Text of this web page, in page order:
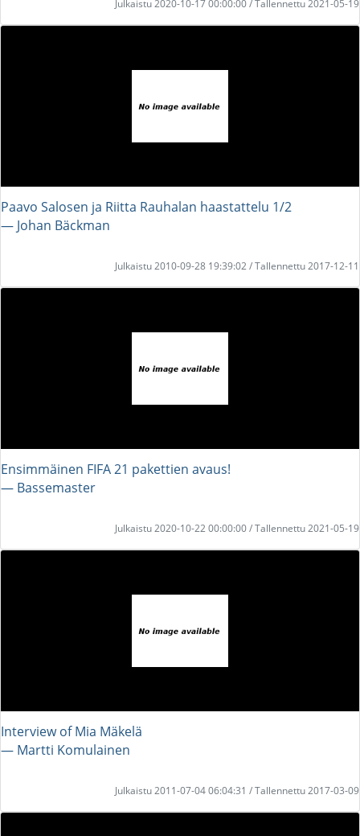
Julkaistu 2020-10-17 00:00:00 / Tallennettu 2021-05-19
Paavo Salosen ja Riitta Rauhalan haastattelu 1/2
― Johan Bäckman
Julkaistu 2010-09-28 19:39:02 / Tallennettu 2017-12-11
Ensimmäinen FIFA 21 pakettien avaus!
― Bassemaster
Julkaistu 2020-10-22 00:00:00 / Tallennettu 2021-05-19
Interview of Mia Mäkelä
― Martti Komulainen
Julkaistu 2011-07-04 06:04:31 / Tallennettu 2017-03-09